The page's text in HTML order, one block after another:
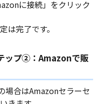
に接続」をクリック
は完了です。
ップ②：Amazonで販
場合はAmazonセラーセ